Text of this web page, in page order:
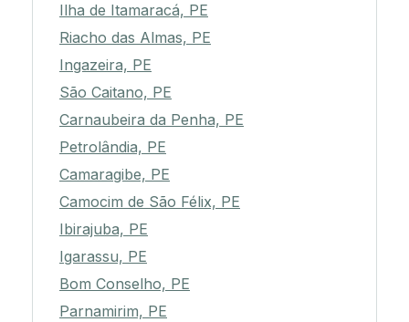
Ilha de Itamaracá, PE
Riacho das Almas, PE
Ingazeira, PE
São Caitano, PE
Carnaubeira da Penha, PE
Petrolândia, PE
Camaragibe, PE
Camocim de São Félix, PE
Ibirajuba, PE
Igarassu, PE
Bom Conselho, PE
Parnamirim, PE